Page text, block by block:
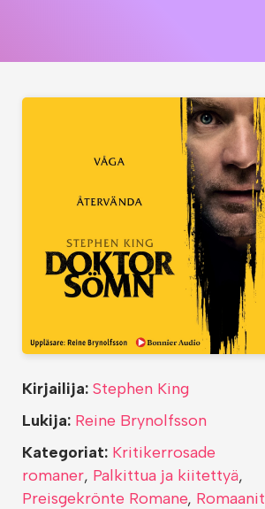
Kirjailija: Stephen King
Lukija: Reine Brynolfsson
Kategoriat: Kritikerrosade
romaner, Palkittua ja kiitettyä,
Preisgekrönte Romane, Romaanit